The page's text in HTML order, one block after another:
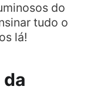
do
tudo o
lá!